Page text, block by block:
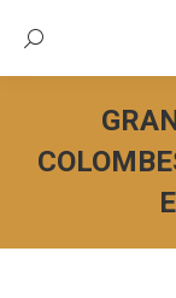
Recherche: